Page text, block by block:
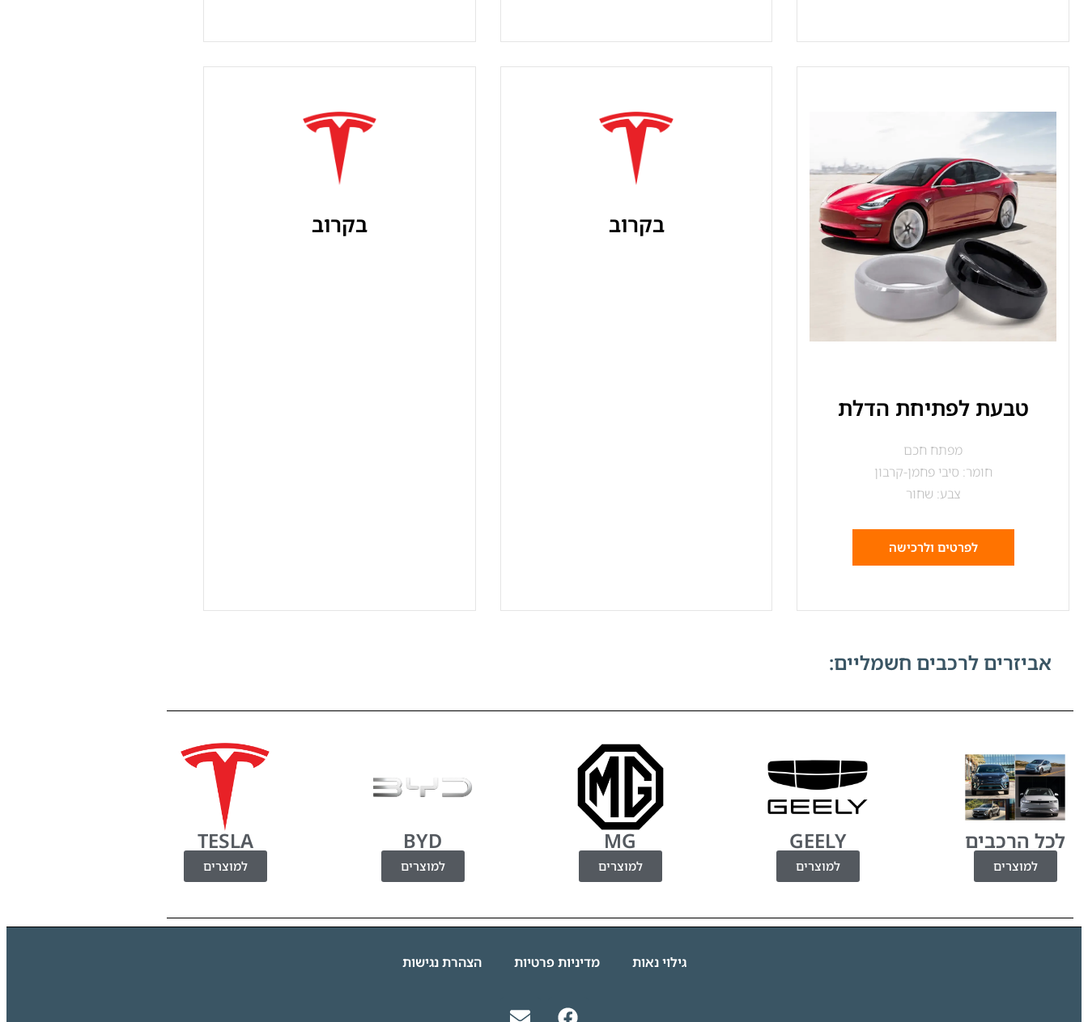
טבעת לפתיחת הדלת
מפתח חכם
חומר: סיבי פחמן-קרבון
צבע: שחור
לפרטים ולרכישה
בקרוב בקרוב
אביזרים לרכבים חשמליים:
לכל הרכבים
למוצרים
GEELY
למוצרים
MG
למוצרים
BYD
למוצרים
TESLA
למוצרים
גילוי נאות מדיניות פרטיות הצהרת נגישות